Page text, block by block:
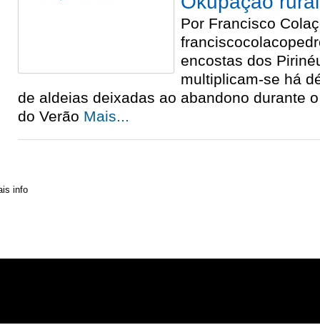
Por Francisco
encostas dos
multiplicam-se há
de aldeias deixadas ao abandono durante
do Verão Mais...